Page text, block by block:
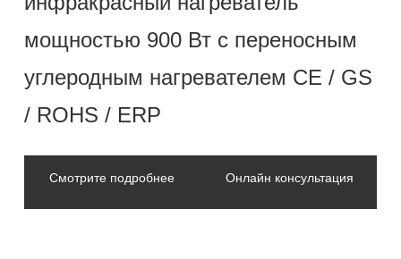
мощностью 900 Вт с переносным
углеродным нагревателем CE / GS
/ ROHS / ERP
Смотрите подробнее Онлайн консультация